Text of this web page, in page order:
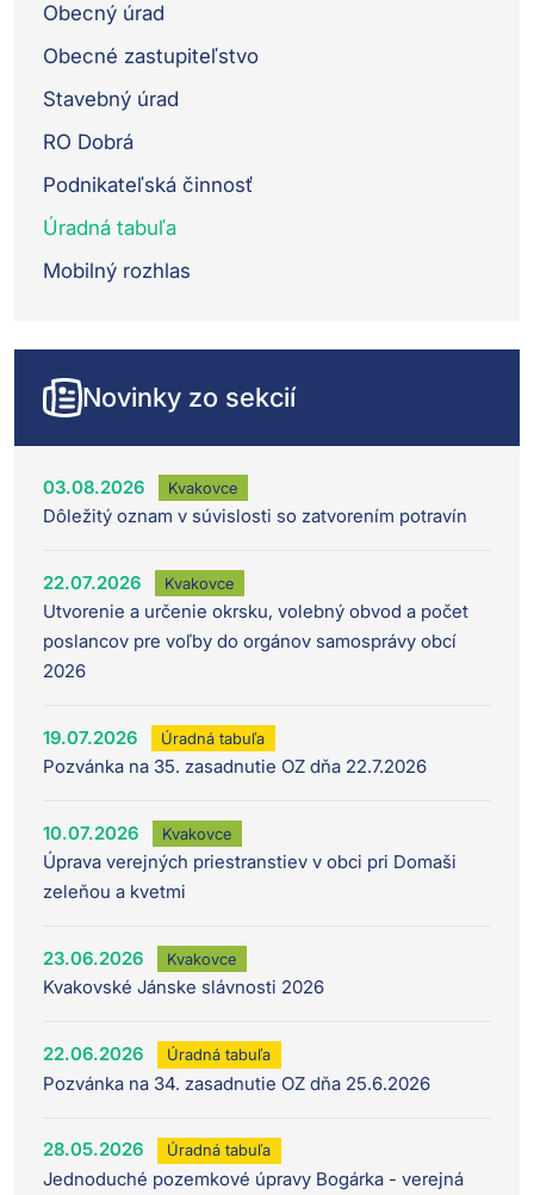
Obecný úrad
Obecné zastupiteľstvo
Stavebný úrad
RO Dobrá
Podnikateľská činnosť
Úradná tabuľa
Mobilný rozhlas
Novinky zo sekcií
03.08.2026 Kvakovce
Dôležitý oznam v súvislosti so zatvorením potravín
22.07.2026 Kvakovce
Utvorenie a určenie okrsku, volebný obvod a počet
poslancov pre voľby do orgánov samosprávy obcí
2026
19.07.2026 Úradná tabuľa
Pozvánka na 35. zasadnutie OZ dňa 22.7.2026
10.07.2026 Kvakovce
Úprava verejných priestranstiev v obci pri Domaši
zeleňou a kvetmi
23.06.2026 Kvakovce
Kvakovské Jánske slávnosti 2026
22.06.2026 Úradná tabuľa
Pozvánka na 34. zasadnutie OZ dňa 25.6.2026
28.05.2026 Úradná tabuľa
Jednoduché pozemkové úpravy Bogárka - verejná